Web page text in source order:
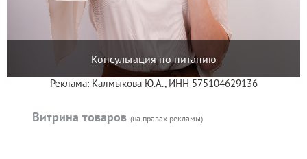
Консультация по питанию
Реклама: Калмыкова Ю.А., ИНН 575104629136
Витрина товаров (на правах рекламы)